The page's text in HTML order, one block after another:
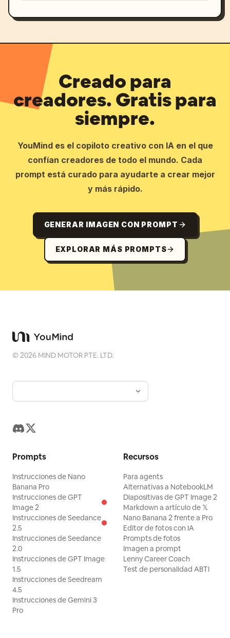
Creado para
creadores. Gratis para
siempre.
YouMind es el copiloto creativo con IA en el que
confían creadores de todo el mundo. Cada
prompt está curado para ayudarte a crear mejor
y más rápido.
GENERAR IMAGEN CON PROMPT
EXPLORAR MÁS PROMPTS
©2026 MIND MOTOR PTE. LTD.
Prompts
Instrucciones de Nano
Banana Pro
Instrucciones de GPT
Image 2
Instrucciones de Seedance
2.5
Instrucciones de Seedance
2.0
Instrucciones de GPT Image
1.5
Instrucciones de Seedream
4.5
Instrucciones de Gemini 3
Pro
Recursos
Para agents
Alternativas a NotebookLM
Diapositivas de GPT Image 2
Markdown a artículo de 𝕏
Nano Banana 2 frente a Pro
Editor de fotos con IA
Prompts de fotos
Imagen a prompt
Lenny Career Coach
Test de personalidad ABTI